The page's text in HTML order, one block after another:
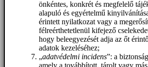
önkéntes, konkrét és megfelelő
alapuló és egyértelmű
érintett nyilatkozat vagy a
félreérthetetlenül kifejező
hogy beleegyezését adja az őt
adatok kezeléséhez;
„adatvédelmi incidens”: a
amely a továbbított, tárolt vagy